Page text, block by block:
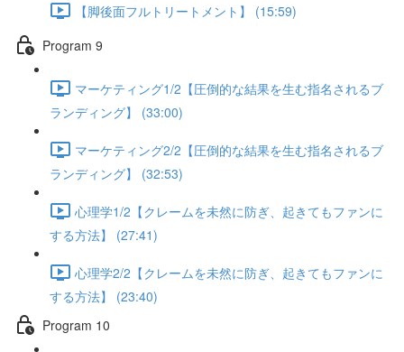
【脚後面フルトリートメント】 (15:59)
Program 9
マーケティング1/2【圧倒的な結果を生む指名されるブ
ランディング】 (33:00)
マーケティング2/2【圧倒的な結果を生む指名されるブ
ランディング】 (32:53)
心理学1/2【クレームを未然に防ぎ、起きてもファンに
する方法】 (27:41)
心理学2/2【クレームを未然に防ぎ、起きてもファンに
する方法】 (23:40)
Program 10